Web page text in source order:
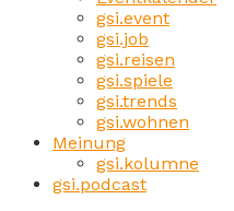
gsi.event
gsi.job
gsi.reisen
gsi.spiele
gsi.trends
gsi.wohnen
Meinung
gsi.kolumne
gsi.podcast